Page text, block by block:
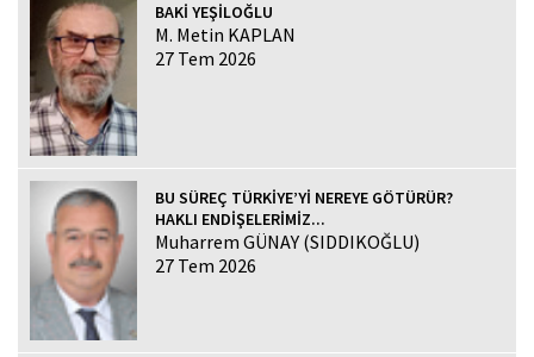
BAKİ YEŞİLOĞLU
M. Metin KAPLAN
27 Tem 2026
BU SÜREÇ TÜRKİYE’Yİ NEREYE GÖTÜRÜR?
HAKLI ENDİŞELERİMİZ...
Muharrem GÜNAY (SIDDIKOĞLU)
27 Tem 2026